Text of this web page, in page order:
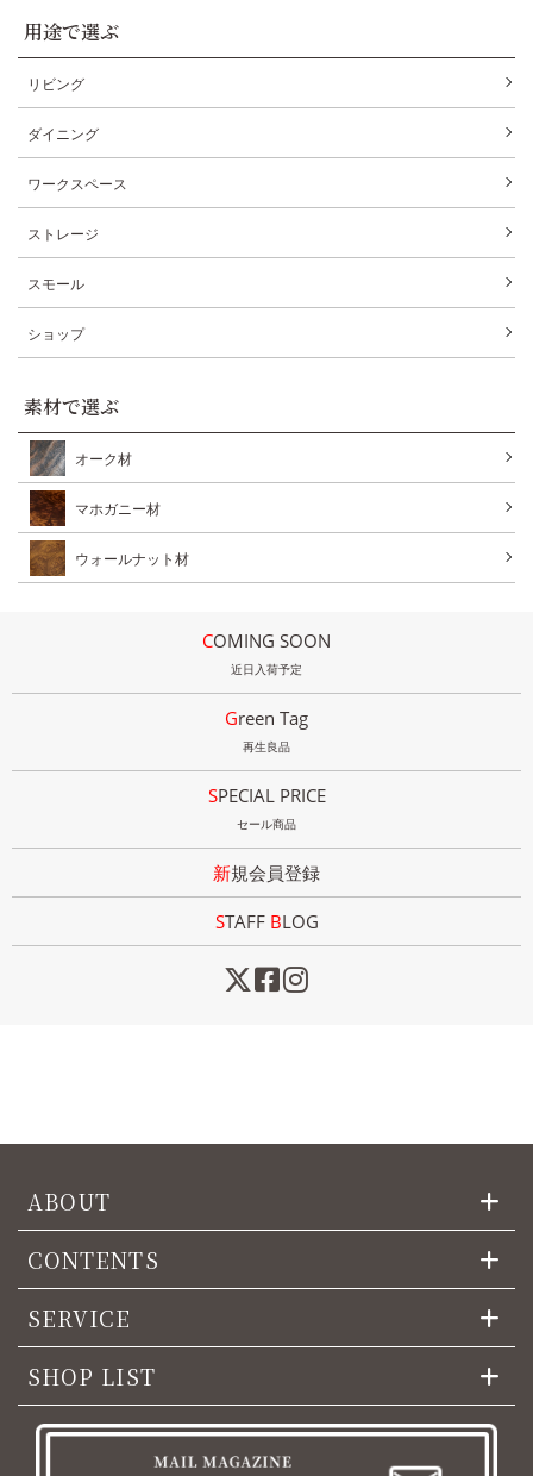
用途で選ぶ
リビング
ダイニング
ワークスペース
ストレージ
スモール
ショップ
素材で選ぶ
オーク材
マホガニー材
ウォールナット材
COMING SOON
近日入荷予定
Green Tag
再生良品
SPECIAL PRICE
セール商品
新規会員登録
STAFF BLOG
ABOUT
CONTENTS
SERVICE
SHOP LIST